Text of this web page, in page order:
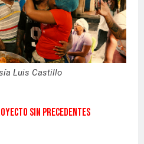
Luis Castillo
SIN PRECEDENTES